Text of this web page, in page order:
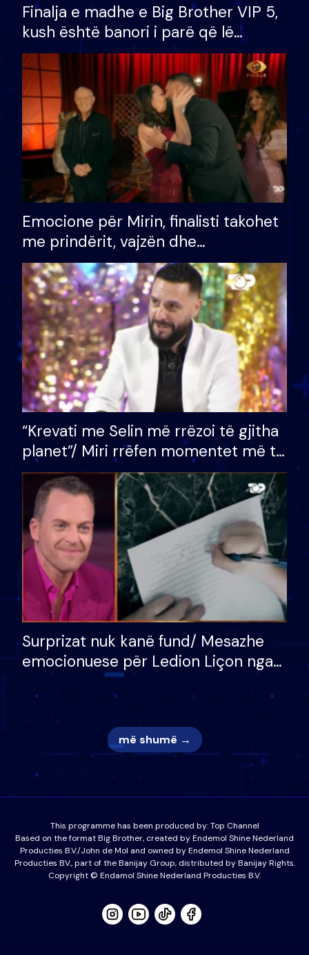
Finalja e madhe e Big Brother VIP 5,
kush është banori i parë që lë
shtëpinë dhe humb mundësinë për
të fituar çmimin e madh
Emocione për Mirin, finalisti takohet
me prindërit, vajzën dhe
bashkëshorten: S’kemi ndonjë letër
divorci apo jo?
“Krevati me Selin më rrëzoi të gjitha
planet”/ Miri rrëfen momentet më të
bukura në shtëpinë e BB VIP: Do më
mungojë zilja e mëngjesit kur…
Surprizat nuk kanë fund/ Mesazhe
emocionuese për Ledion Liçon nga
nëna dhe fëmijët e tij, moderatori
nuk i mban dot lotët: Nuk meritoj…
më shumë →
This programme has been produced by:Top Channel
Based on the format Big Brother, created by Endemol Shine Nederland
Producties B.V./John de Mol and owned by Endemol Shine Nederland
Producties BV., part of the Banijay Group, distributed by Banijay Rights.
Copyright © Endamol Shine Nederland Producties B.V.